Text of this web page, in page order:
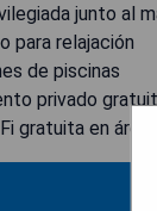
junto al
para relajación
de piscinas
privado
gratuita en áreas